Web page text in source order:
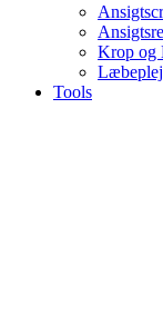
Krop og
Tools